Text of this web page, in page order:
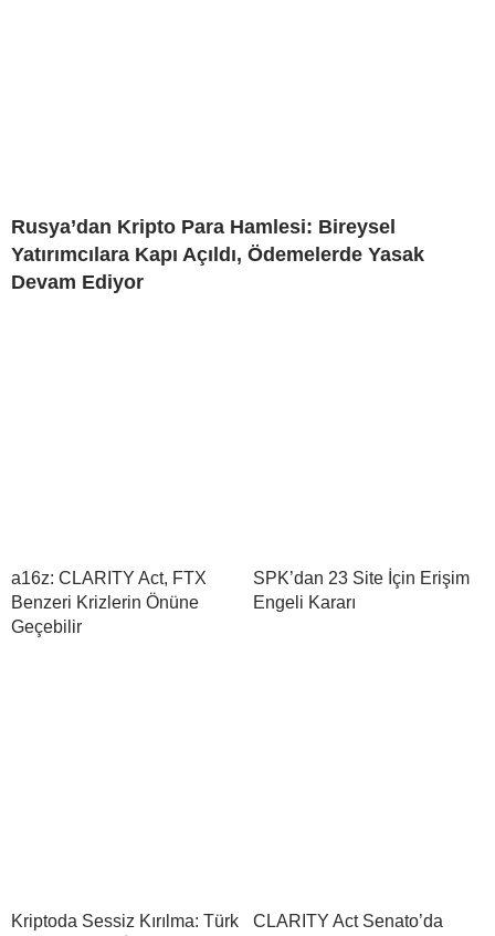
Rusya’dan Kripto Para Hamlesi: Bireysel
Yatırımcılara Kapı Açıldı, Ödemelerde Yasak
Devam Ediyor
a16z: CLARITY Act, FTX
Benzeri Krizlerin Önüne
Geçebilir
SPK’dan 23 Site İçin Erişim
Engeli Kararı
Kriptoda Sessiz Kırılma: Türk CLARITY Act Senato’da